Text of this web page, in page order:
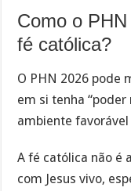
Como o
fé católica?
O PHN 2026 pode
em si tenha
ambiente
A fé católica não é
com Jesus vivo,